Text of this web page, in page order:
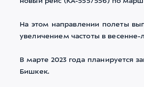
На этом направлении полеты
увеличением частоты в весенне-
В марте 2023 года планируется
Бишкек.